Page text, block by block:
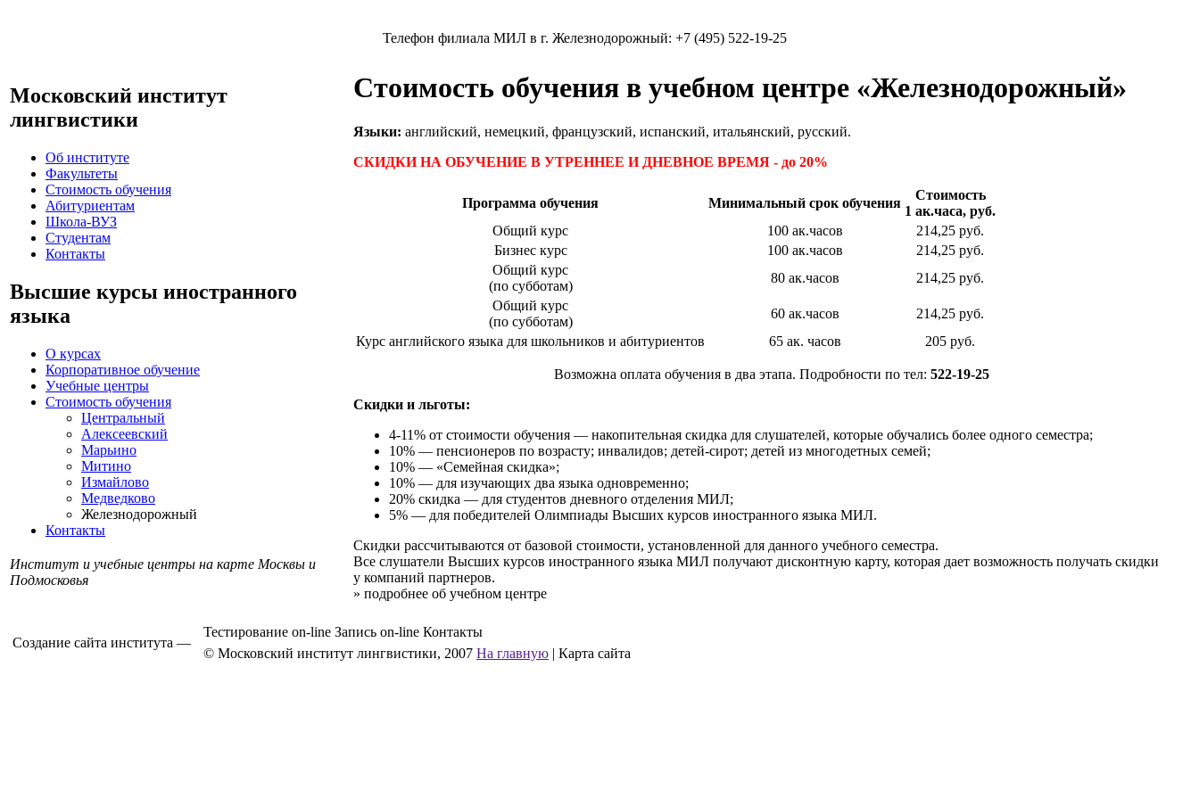
Телефон филиала МИЛ в г. Железнодорожный: +7 (495) 522-19-25
Московский институт
лингвистики
Об институте
Факультеты
Стоимость обучения
Абитуриентам
Школа-ВУЗ
Студентам
Контакты
Высшие курсы иностранного
языка
О курсах
Корпоративное обучение
Учебные центры
Стоимость обучения
Центральный
Алексеевский
Марьино
Митино
Измайлово
Медведково
Железнодорожный
Контакты
Институт и учебные центры на карте Москвы и
Подмосковья
Стоимость обучения в учебном центре «Железнодорожный»
Языки: английский, немецкий, французский, испанский, итальянский, русский.
СКИДКИ НА ОБУЧЕНИЕ В УТРЕННЕЕ И ДНЕВНОЕ ВРЕМЯ - до 20%
Программа обучения Минимальный срок обучения
Стоимость
1 ак.часа, руб.
Общий курс
100 ак.часов
214,25 руб.
Бизнес курс
100 ак.часов
214,25 руб.
Общий курс
(по субботам)
80 ак.часов
214,25 руб.
Общий курс
(по субботам)
60 ак.часов
214,25 руб.
Курс английского языка для школьников и абитуриентов
65 ак. часов 205 руб.
Возможна оплата обучения в два этапа. Подробности по тел: 522-19-25
Скидки и льготы:
4-11% от стоимости обучения — накопительная скидка для слушателей, которые обучались более одного семестра;
10% — пенсионеров по возрасту; инвалидов; детей-сирот; детей из многодетных семей;
10% — «Семейная скидка»;
10% — для изучающих два языка одновременно;
20% скидка — для студентов дневного отделения МИЛ;
5% — для победителей Олимпиады Высших курсов иностранного языка МИЛ.
Скидки рассчитываются от базовой стоимости, установленной для данного учебного семестра.
Все слушатели Высших курсов иностранного языка МИЛ получают дисконтную карту, которая дает возможность получать скидки
у компаний партнеров.
» подробнее об учебном центре
Создание сайта института —
Тестирование on-line Запись on-line Контакты
© Московский институт лингвистики, 2007 На главную | Карта сайта